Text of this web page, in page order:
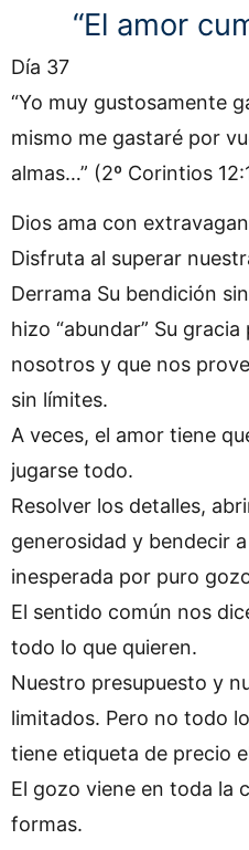
contenido
“El amor
Día 37
“Yo muy gustosamente
mismo me gastaré por
almas…” (2º Corintios
Dios ama con
Disfruta al superar
Derrama Su bendición
hizo “abundar” Su gracia
nosotros y que nos
sin límites.
A veces, el amor tiene
jugarse todo.
Resolver los detalles,
generosidad y bendecir
inesperada por puro
El sentido común nos
todo lo que quieren.
Nuestro presupuesto y
limitados. Pero no todo
tiene etiqueta de precio
El gozo viene en toda la
formas.